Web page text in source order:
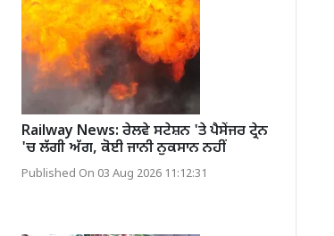
Railway News: ਰੇਲਵੇ ਸਟੇਸ਼ਨ 'ਤੇ ਪੈਸੇਂਜਰ ਟ੍ਰੇਨ
'ਚ ਲੱਗੀ ਅੱਗ, ਕੋਈ ਜਾਨੀ ਨੁਕਸਾਨ ਨਹੀਂ
Published On 03 Aug 2026 11:12:31